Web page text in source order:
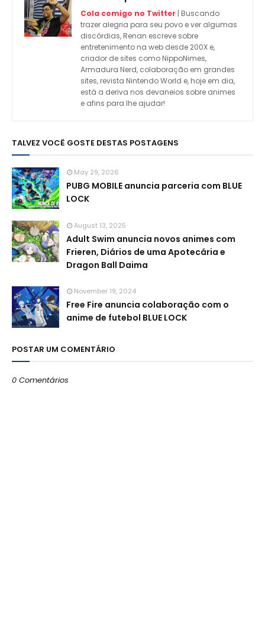
Cola comigo no Twitter | Buscando
trazer alegria para seu povo e ver algumas
discórdias, Renan escreve sobre
entretenimento na web desde 200X e,
criador de sites como NippoNimes,
Armadura Nerd, colaboração em grandes
sites, revista Nintendo World e, hoje em dia,
está a deriva nos devaneios sobre animes
e afins para lhe ajudar!
TALVEZ VOCÊ GOSTE DESTAS POSTAGENS
May 29, 2026
PUBG MOBILE anuncia parceria com BLUE
LOCK
August 13, 2025
Adult Swim anuncia novos animes com
Frieren, Diários de uma Apotecária e
Dragon Ball Daima
November 19, 2024
Free Fire anuncia colaboração com o
anime de futebol BLUE LOCK
POSTAR UM COMENTÁRIO
0 Comentários